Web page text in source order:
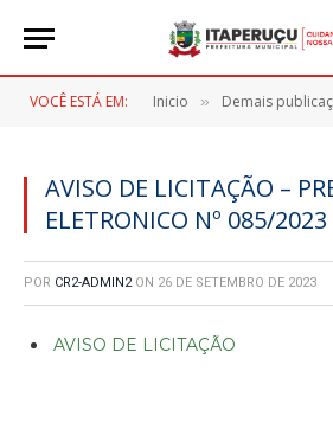
VOCÊ ESTÁ EM: Inicio » Demais
AVISO DE LICITAÇÃO –
ELETRONICO Nº 085/2023
POR CR2-ADMIN2 ON 26 DE SETEMBRO DE 2023
AVISO DE LICITAÇÃO